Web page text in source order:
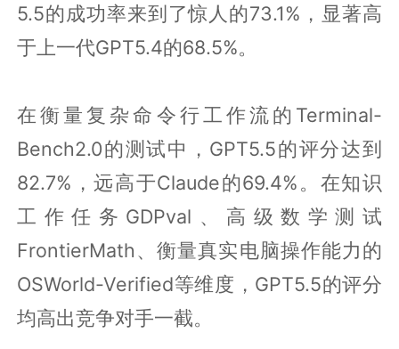
5.5的成功率来到了惊人的73.1%，显著高
于上一代GPT5.4的68.5%。
在衡量复杂命令行工作流的Terminal-
Bench2.0的测试中，GPT5.5的评分达到
82.7%，远高于Claude的69.4%。在知识
工作任务GDPval、高级数学测试
FrontierMath、衡量真实电脑操作能力的
OSWorld-Verified等维度，GPT5.5的评分
均高出竞争对手一截。